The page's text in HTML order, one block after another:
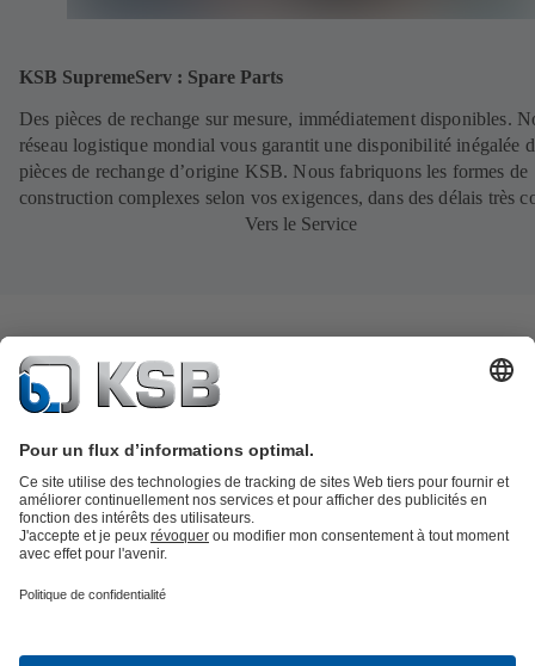
KSB SupremeServ : Spare Parts
Des pièces de rechange sur mesure, immédiatement disponibles.
réseau logistique mondial vous garantit une disponibilité inégalée
pièces de rechange d’origine KSB. Nous fabriquons les formes de
construction complexes selon vos exigences, dans des délais très
Vers le Service
Catalogue produitsKSB SupremeServ : Pièces de rechange